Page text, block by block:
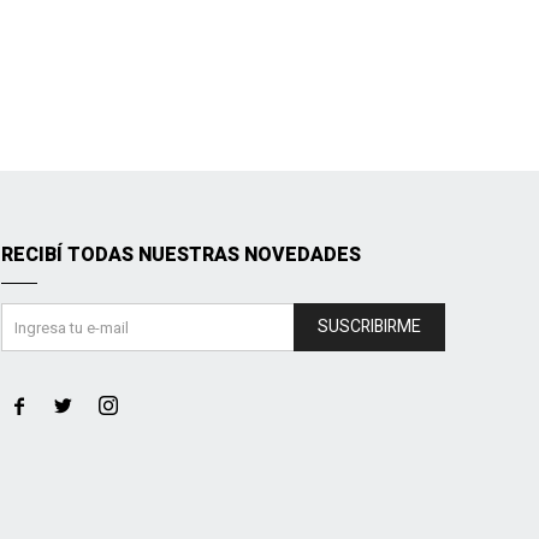
RECIBÍ TODAS NUESTRAS NOVEDADES
SUSCRIBIRME
  